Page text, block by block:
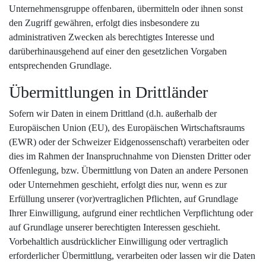
Unternehmensgruppe offenbaren, übermitteln oder ihnen sonst
den Zugriff gewähren, erfolgt dies insbesondere zu
administrativen Zwecken als berechtigtes Interesse und
darüberhinausgehend auf einer den gesetzlichen Vorgaben
entsprechenden Grundlage.
Übermittlungen in Drittländer
Sofern wir Daten in einem Drittland (d.h. außerhalb der
Europäischen Union (EU), des Europäischen Wirtschaftsraums
(EWR) oder der Schweizer Eidgenossenschaft) verarbeiten oder
dies im Rahmen der Inanspruchnahme von Diensten Dritter oder
Offenlegung, bzw. Übermittlung von Daten an andere Personen
oder Unternehmen geschieht, erfolgt dies nur, wenn es zur
Erfüllung unserer (vor)vertraglichen Pflichten, auf Grundlage
Ihrer Einwilligung, aufgrund einer rechtlichen Verpflichtung oder
auf Grundlage unserer berechtigten Interessen geschieht.
Vorbehaltlich ausdrücklicher Einwilligung oder vertraglich
erforderlicher Übermittlung, verarbeiten oder lassen wir die Daten